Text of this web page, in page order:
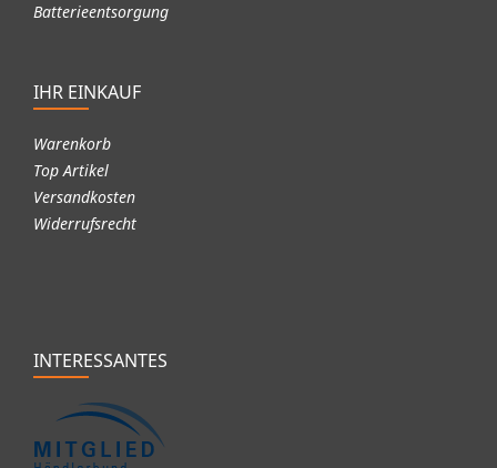
Batterieentsorgung
IHR EINKAUF
Warenkorb
Top Artikel
Versandkosten
Widerrufsrecht
INTERESSANTES